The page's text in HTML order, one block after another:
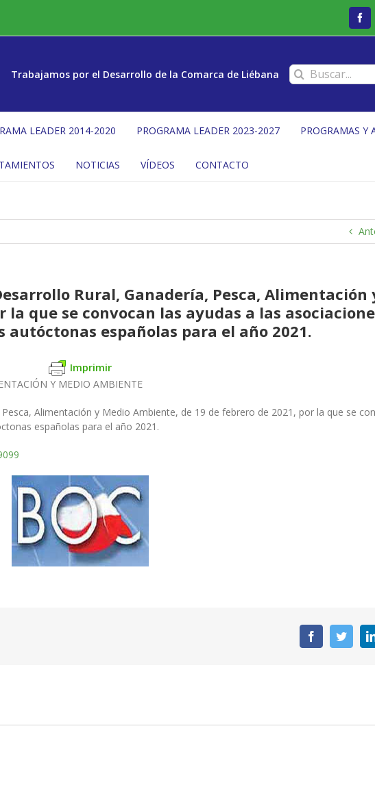
Trabajamos por el Desarrollo de la Comarca de Liébana Buscar:
LEADER 2014-2020 PROGRAMA LEADER 2023-2027 PROGRAMAS Y
NOTICIAS VÍDEOS CONTACTO
Rural, Ganadería, Pesca, Alimentación
que se convocan las ayudas a las
españolas para el año 2021.
Imprimir
Y MEDIO AMBIENTE
Alimentación y Medio Ambiente, de 19 de febrero de 2021, por la que se
españolas para el año 2021.
Facebook